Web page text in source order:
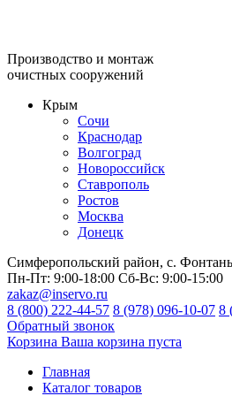
Производство и монтаж
очистных сооружений
Крым
Сочи
Краснодар
Волгоград
Новороссийск
Ставрополь
Ростов
Москва
Донецк
Симферопольский район, с.
Пн-Пт: 9:00-18:00 Сб-Вс: 9:00-15:00
zakaz@inservo.ru
8 (800) 222-44-57 8 (978) 096-10-07 8
Обратный звонок
Корзина Ваша корзина пуста
Главная
Каталог товаров